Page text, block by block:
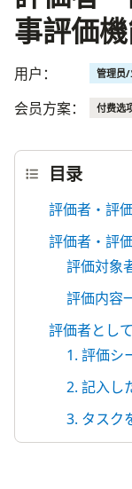
事評価
用户： 管理员/
会员方案： 付费选
目录
評価者・評
評価者・評
評価対象
評価内容
評価者とし
1. 評価シ
2. 記入し
3. タスク